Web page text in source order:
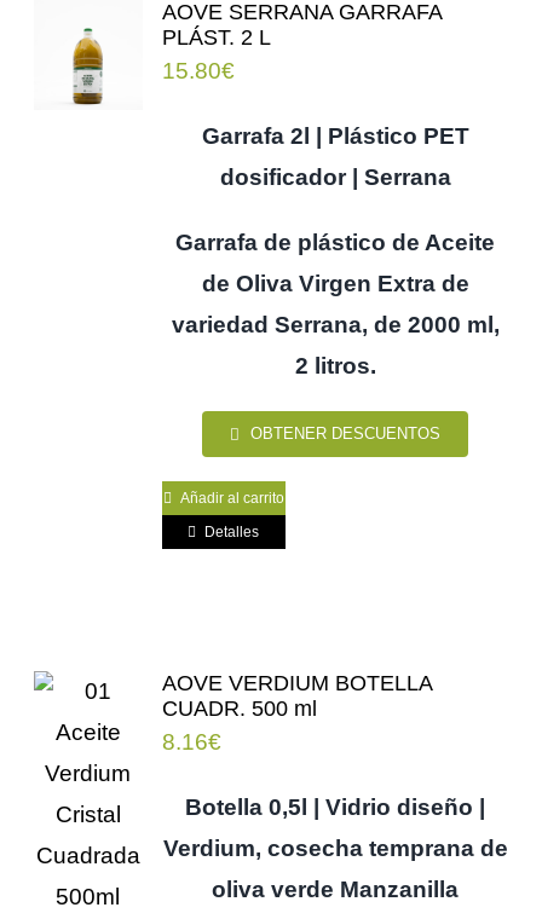
AOVE SERRANA GARRAFA
PLÁST. 2 L
15.80€
Garrafa 2l | Plástico PET
dosificador | Serrana
Garrafa de plástico de Aceite
de Oliva Virgen Extra de
variedad Serrana, de 2000 ml,
2 litros.
OBTENER DESCUENTOS
Añadir al carrito
Detalles
AOVE VERDIUM BOTELLA
CUADR. 500 ml
8.16€
Botella 0,5l | Vidrio diseño |
Verdium, cosecha temprana de
oliva verde Manzanilla